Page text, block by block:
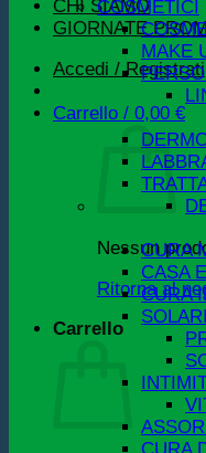
CHI SIAMO
GIORNATE
Accedi / Registrati
Carrello / 0,00 €
Nessun
Ritorna al
Carrello
COSMETICI
MAKE
CURA
CASA
CURA
SOLARI